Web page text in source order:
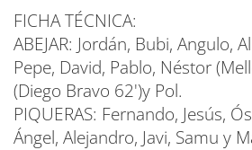
FICHA TÉCNICA:
ABEJAR: Jordán, Bubi, Angulo,
Pepe, David, Pablo, Néstor
(Diego Bravo 62')y Pol.
PIQUERAS: Fernando, Jesús,
Ángel, Alejandro, Javi, Samu y